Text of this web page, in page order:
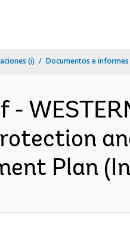
(i) Documentos e informes
-
Plan